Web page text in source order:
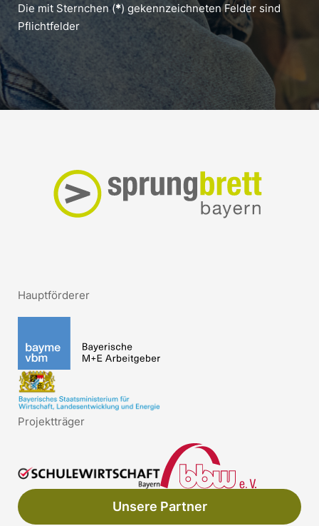
Die mit Sternchen (*) gekennzeichneten Felder sind
Pflichtfelder
Hauptförderer
Projektträger
Unsere Partner